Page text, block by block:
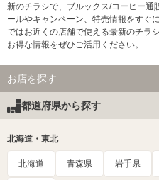
新のチラシで、ブルックス/コーヒー
ールやキャンペーン、特売情報をすぐ
ではお近くの店舗で使える最新のチラ
お得な情報をぜひご活用ください。
お店を探す
都道府県から探す
北海道・東北
北海道 青森県 岩手県